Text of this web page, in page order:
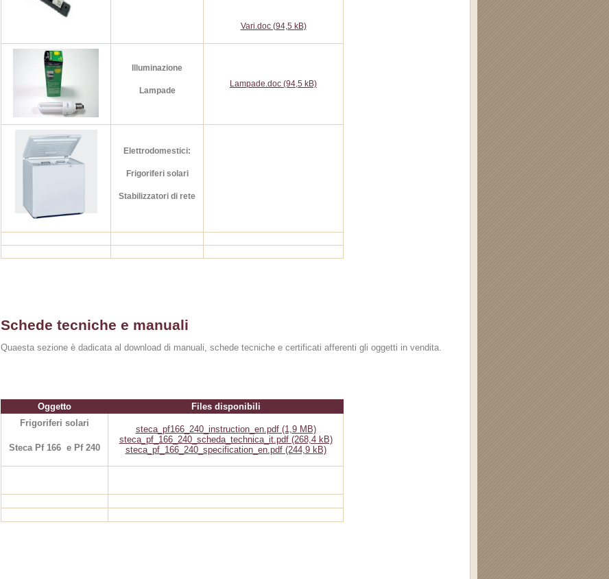
Vari.doc (94,5 kB)
Illuminazione
Lampade
Lampade.doc (94,5 kB)
Elettrodomestici:
Frigoriferi solari
Stabilizzatori di rete
Schede tecniche e manuali
Quaesta sezione è dadicata al download di manuali, schede tecniche e certificati afferenti gli oggetti in vendita.
Oggetto
Files disponibili
Frigoriferi solari
Steca Pf 166 e Pf 240
steca_pf166_240_instruction_en.pdf (1,9 MB)
steca_pf_166_240_scheda_technica_it.pdf (268,4 kB)
steca_pf_166_240_specification_en.pdf (244,9 kB)